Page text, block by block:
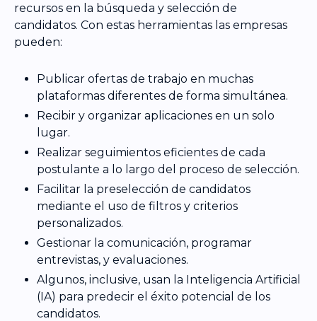
recursos en la búsqueda y selección de
candidatos. Con estas herramientas las empresas
pueden:
Publicar ofertas de trabajo en muchas
plataformas diferentes de forma simultánea.
Recibir y organizar aplicaciones en un solo
lugar.
Realizar seguimientos eficientes de cada
postulante a lo largo del proceso de selección.
Facilitar la preselección de candidatos
mediante el uso de filtros y criterios
personalizados.
Gestionar la comunicación, programar
entrevistas, y evaluaciones.
Algunos, inclusive, usan la Inteligencia Artificial
(IA) para predecir el éxito potencial de los
candidatos.